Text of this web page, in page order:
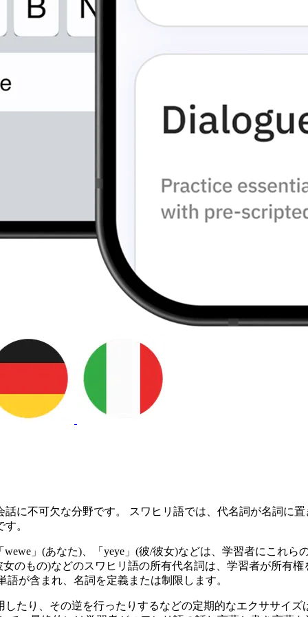
に不可欠な分野です。 スワヒリ語では、代名詞が名詞に
。
」(あなた)、「yeye」(彼/彼女)などは、学習者にこれ
のもの)などのスワヒリ語の所有代名詞は、学習者が所有
が含まれ、名詞を定義または制限します。
たり、その逆を行ったりするなどの定期的なエクササイ